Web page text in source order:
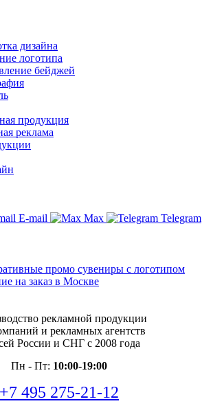
дизайна
логотипа
бейджей
продукция
реклама
E-mail Max
Telegram
рекламной продукции
и рекламных агентств
России и СНГ с 2008 года
Пн - Пт: 10:00-19:00
+7 495 275-21-12